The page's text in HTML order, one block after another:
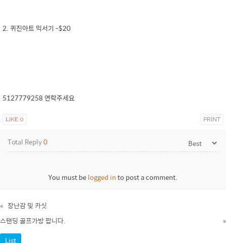
2. 퀴진아트 믹서기 -$20
5127779258 연락주세요
LIKE 0 PRINT
Total Reply0
You must belogged into post a comment.
« 장난감 및 카싯
스탠딩 골프가방 팝니다.
»
List